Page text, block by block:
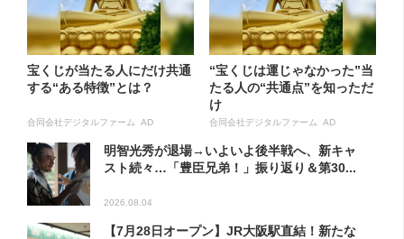
宝くじが当たる人にだけ共通
する“ある特徴”とは？
合同会社デジタルファーム AD
“宝くじは運じゃなかった”当
たる人の“共通点”を知っただ
け
合同会社デジタルファーム AD
明智光秀が退場→いよいよ後半戦へ、新キャ
スト続々…「豊臣兄弟！」振り返り＆第30...
2026.08.04
【7月28日オープン】JR大阪駅直結！新たな